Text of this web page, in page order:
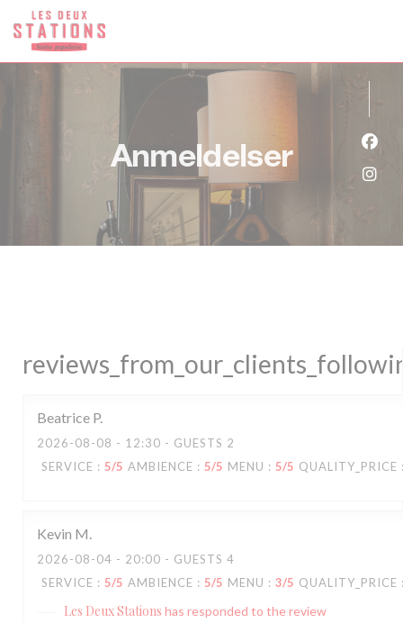
Panel for informasjonskapsler
Anmeldelser
Beatrice P
2026-08-08 - 12:30 - GUESTS 2
SERVICE : 5/5 AMBIENCE : 5/5 MENU : 5/5 QUALITY_PRICE
Kevin M
2026-08-04 - 20:00 - GUESTS 4
SERVICE : 5/5 AMBIENCE : 5/5 MENU : 3/5 QUALITY_PRICE
Les Deux Stations has responded to the review